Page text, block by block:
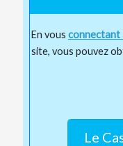
En vous connectant
site, vous pouvez
Le